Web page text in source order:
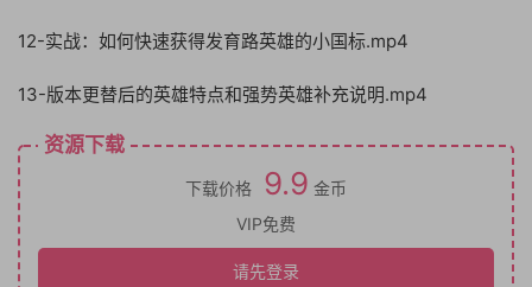
12-实战：如何快速获得发育路英雄的小国标.mp4
13-版本更替后的英雄特点和强势英雄补充说明.mp4
资源下载
下载价格 9.9 金币
VIP免费
请先登录